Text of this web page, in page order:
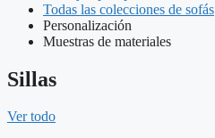
Todas las colecciones de sofás
Personalización
Muestras de materiales
Sillas
Ver todo